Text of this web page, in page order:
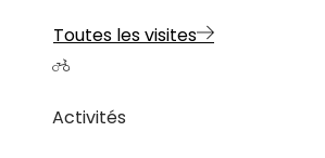
Toutes les visites
Activités